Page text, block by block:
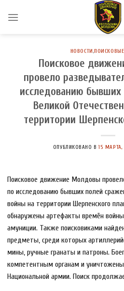
НОВОСТИ,
Поисковое
провело
исследованию
Великой
территории
ОПУБЛИКОВАНО В15
Поисковое движение Молдовы
по исследованию бывших полей
войны на территории Шерпенского
обнаружены артефакты времён
амуниции. Также поисковиками
предметы, среди которых
мины, ручные гранаты и патроны.
компетентным органам и
Национальной армии. Поиск